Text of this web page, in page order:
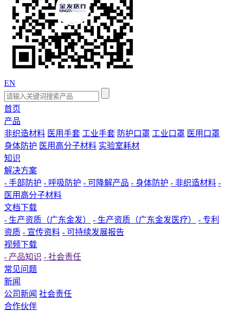
EN
首页
产品
非织造材料 医用手套 工业手套 防护口罩 工业口罩 医用口罩
身体防护 医用高分子材料 实验室耗材
知识
解决方案
- 手部防护 - 呼吸防护 - 可降解产品 - 身体防护 - 非织造材料 -
医用高分子材料
文档下载
- 生产资质（广东金发）
- 生产资质（广东金发医疗）
- 专利
资质 - 宣传资料 - 可持续发展报告
视频下载
- 产品知识 - 社会责任
常见问题
新闻
公司新闻 社会责任
合作伙伴